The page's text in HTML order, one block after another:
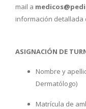
mail a
información detallada
ASIGNACIÓN DE
Nombre y
Dermatólogo)
Matrícula de